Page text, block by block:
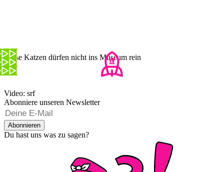
Diese Katzen dürfen nicht ins Museum rein
Video: srf
Abonniere unseren Newsletter
Abonnieren
Du hast uns was zu sagen?